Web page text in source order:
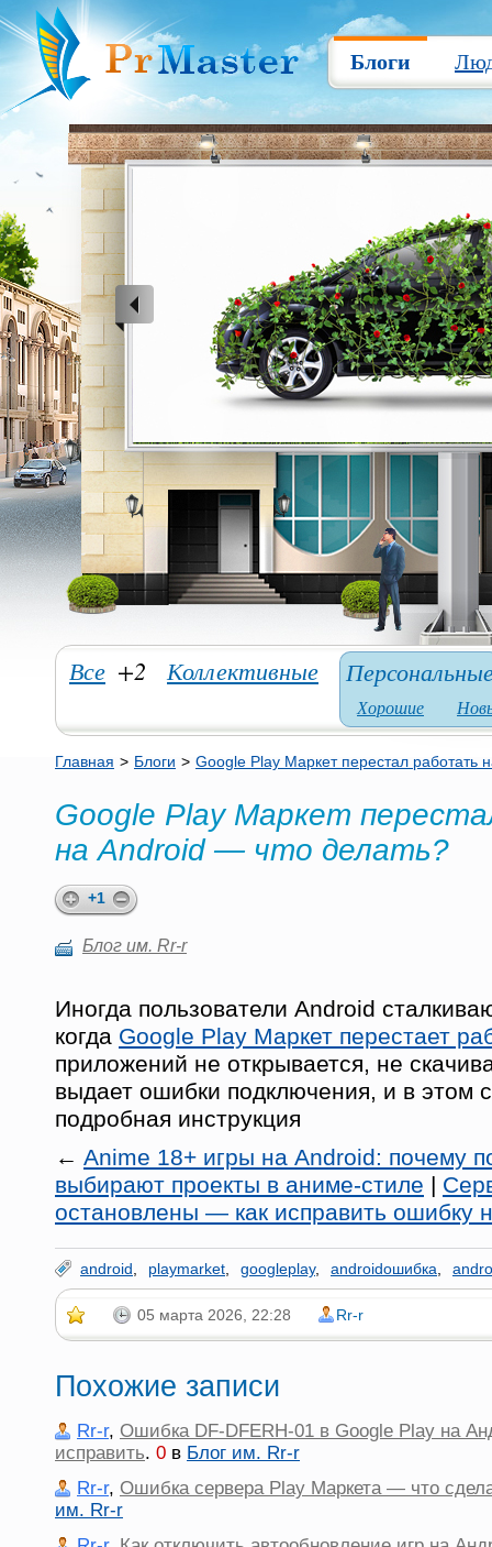
Блоги
Все +2 Коллективные
Хорошие
Главная > Блоги > Google Play Маркет перестал работать
Google Play Маркет
на Android — что делать?
+1
Блог им. Rr-r
Иногда пользователи Android
когда Google Play Маркет перестает
приложений не открывается, не
выдает ошибки подключения, и в этом
подробная инструкция
← Anime 18+ игры на Android: почему
выбирают проекты в аниме-стиле |
остановлены — как исправить ошибку
android playmarket googleplay, androidошибка
05 марта 2026, 22:28 Rr-r
Похожие записи
Rr-r, Ошибка DF-DFERH-01 в Google Play на
исправить. 0 в Блог им. Rr-r
Rr-r, Ошибка сервера Play Маркета — что
им. Rr-r